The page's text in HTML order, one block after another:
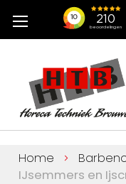
naar
Home
IJsemmers en